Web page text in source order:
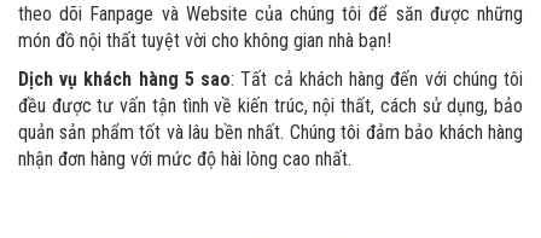
theo dõi Fanpage và Website của chúng tôi để săn được những
món đồ nội thất tuyệt vời cho không gian nhà bạn!
Dịch vụ khách hàng 5 sao: Tất cả khách hàng đến với chúng tôi
đều được tư vấn tận tình về kiến trúc, nội thất, cách sử dụng, bảo
quản sản phẩm tốt và lâu bền nhất. Chúng tôi đảm bảo khách hàng
nhận đơn hàng với mức độ hài lòng cao nhất.